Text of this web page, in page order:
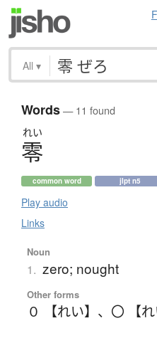
All ▾
Words— 11 found
れい
零
common word jlpt n5
Play audio
Links
Noun
1. zero; nought
Other forms
０ 【れい】 、 〇 【れ